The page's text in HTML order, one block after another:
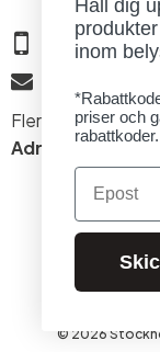
08 - 654 29
Fler
Adress:
© 2026
Håll dig
inom
priser och
rabattkoder.
Email